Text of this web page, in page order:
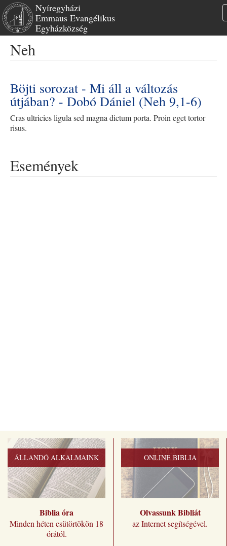
Ugrás
Nyíregyházi
Emmaus Evangélikus
Egyházközség
Neh
Böjti sorozat - Mi áll a változás
útjában? - Dobó Dániel (Neh 9,1-6)
Cras ultricies ligula sed magna dictum porta. Proin eget tortor
risus.
Események
ÁLLANDÓ ALKALMAINK
Biblia óra
Minden héten csütörtökön 18
órától.
ONLINE BIBLIA
Olvassunk Bibliát
az Internet segítségével.